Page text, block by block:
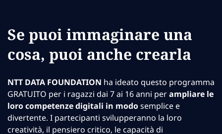
Se puoi immaginare una
cosa, puoi anche crearla
NTT DATA FOUNDATION ha ideato questo programma
GRATUITO per i ragazzi dai 7 ai 16 anni perampliare le
loro competenze digitali in modosemplice e
divertente. I partecipanti svilupperanno la loro
creatività, il pensiero critico, le capacità di